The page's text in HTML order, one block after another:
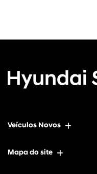
Veículos Novos
Mapa do site